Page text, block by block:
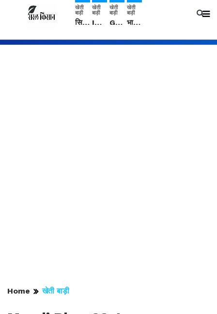
खेती
बाड़ी
सिरसा: कृषि विज्ञान केंद्र की बैठक में फसल बीमा विधि कारण व कृषि उद्यमिता बढ़ावा देने पर चर्चा
खेती
बाड़ी
IMD: राजस्थान में प्री-मानसून की सामान्य से 74% अधिक बारिश, दस्तक में देरी और मानसून कमजोर रहेगा
खेती
बाड़ी
Guar Ka Rate: ग्वार के भाव में हल्की बढ़ोतरी, बढ़ सकता है बुवाई का रकबा
खेती
बाड़ी
भारत में 29 मई से शुरु होगी प्री-मानसून बारिश, ECMWF विदेशी मौसम एजेंसी का पूर्वानुमान
Home खेती बाड़ी